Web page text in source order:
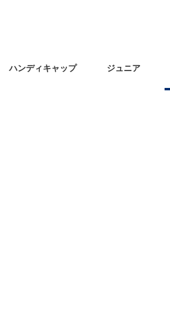
ハンディキャップ ジュニア